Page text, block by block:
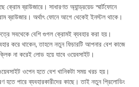
ব্রাউজারে। সাধারণত অ্যান্ড্রয়েড স্মার্টফোনে
ব্রাউজার। অর্থাৎ ফোনে আগে থেকেই ইনস্টল থাকে।
সবথেকে বেশি গুগল ক্রোমই ব্যবহার করা হয়।
করে থাকেন, তাহলে নতুন ফিচারটি আপনার বেশ কাজে
না করেই লোড হয়ে যাবে ওয়েবসাইট।
ওপেন হতে বেশ খানিকটা সময় খরচ হয়।
হতে পারে ব্যবহারকারীদের কাছে। তাই নতুন প্রিলোডিং